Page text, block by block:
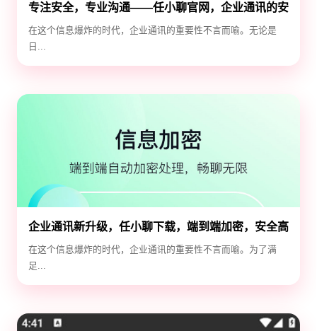
专注安全，专业沟通——任小聊官网，企业通讯的安
全守护神
在这个信息爆炸的时代，企业通讯的重要性不言而喻。无论是
日...
企业通讯新升级，任小聊下载，端到端加密，安全高
效！
在这个信息爆炸的时代，企业通讯的重要性不言而喻。为了满
足...